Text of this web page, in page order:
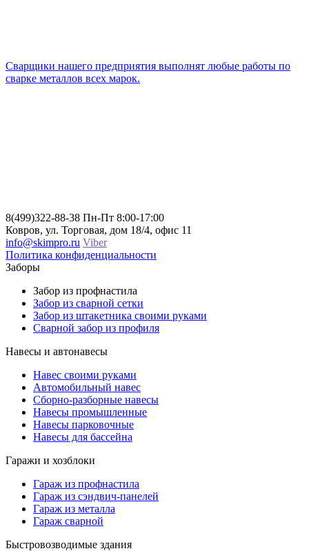
Cварщики нашего предприятия выполнят любые работы по
сварке металлов всех марок.
8(499)322-88-38 Пн-Пт 8:00-17:00
Ковров, ул. Торговая, дом 18/4, офис 11
info@skimpro.ru Viber
Политика конфиденциальности
Заборы
Забор из профнастила
Забор из сварной сетки
Забор из штакетника своими руками
Сварной забор из профиля
Навесы и автонавесы
Навес своими руками
Автомобильный навес
Сборно-разборные навесы
Навесы промышленные
Навесы парковочные
Навесы для бассейна
Гаражи и хозблоки
Гараж из профнастила
Гараж из сэндвич-панелей
Гараж из металла
Гараж сварной
Быстровозводимые здания